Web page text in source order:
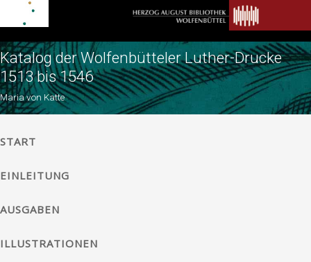
Katalog der Wolfenbütteler Luther-Drucke
1513 bis 1546
Maria von Katte
START
EINLEITUNG
AUSGABEN
ILLUSTRATIONEN